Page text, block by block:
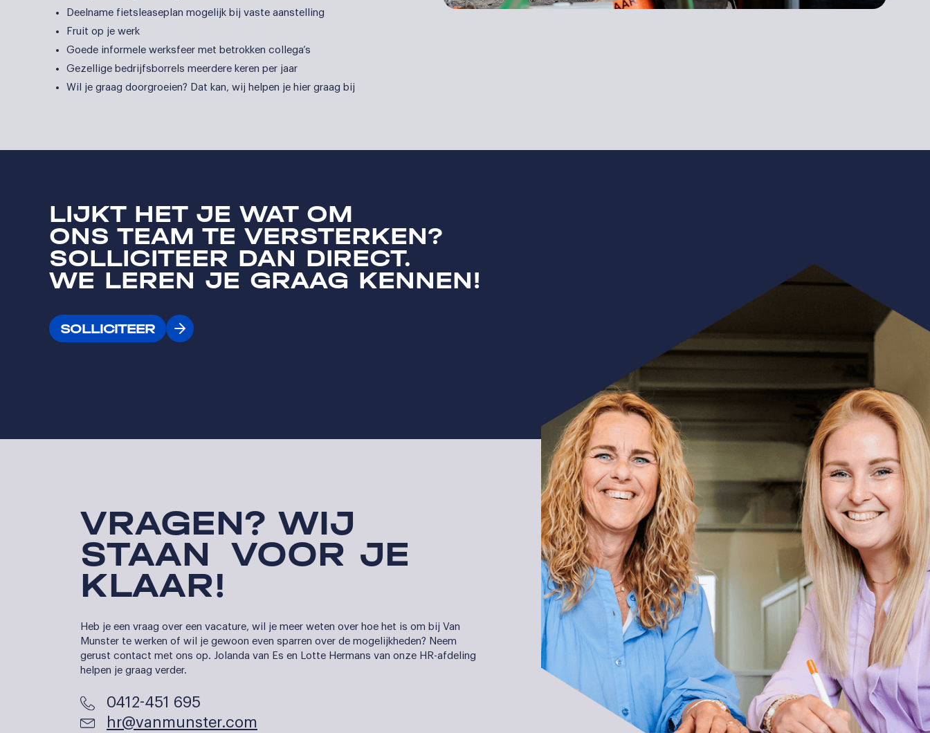
Deelname fietsleaseplan mogelijk bij vaste aanstelling
Fruit op je werk
Goede informele werksfeer met betrokken collega’s
Gezellige bedrijfsborrels meerdere keren per jaar
Wil je graag doorgroeien? Dat kan, wij helpen je hier graag bij
LIJKT HET JE WAT OM
ONS TEAM TE VERSTERKEN?
SOLLICITEER DAN DIRECT.
WE LEREN JE GRAAG KENNEN!
SOLLICITEER
VRAGEN? WIJ
STAAN VOOR JE
KLAAR!
Heb je een vraag over een vacature, wil je meer weten over hoe het is om bij Van
Munster te werken of wil je gewoon even sparren over de mogelijkheden? Neem
gerust contact met ons op. Jolanda van Es en Lotte Hermans van onze HR-afdeling
helpen je graag verder.
0412-451 695
hr@vanmunster.com